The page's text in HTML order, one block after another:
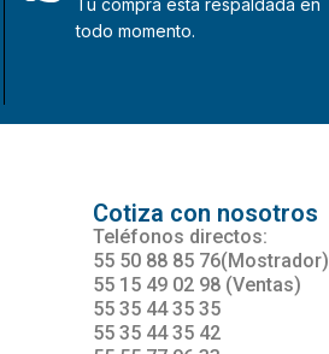
Tu compra está respaldada en
todo momento.
Cotiza con nosotros
Teléfonos directos:
55 50 88 85 76(Mostrador)
55 15 49 02 98 (Ventas)
55 35 44 35 35
55 35 44 35 42